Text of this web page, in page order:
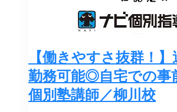
【働きやすさ抜群！
勤務可能◎自宅での事
個別塾講師／柳川校